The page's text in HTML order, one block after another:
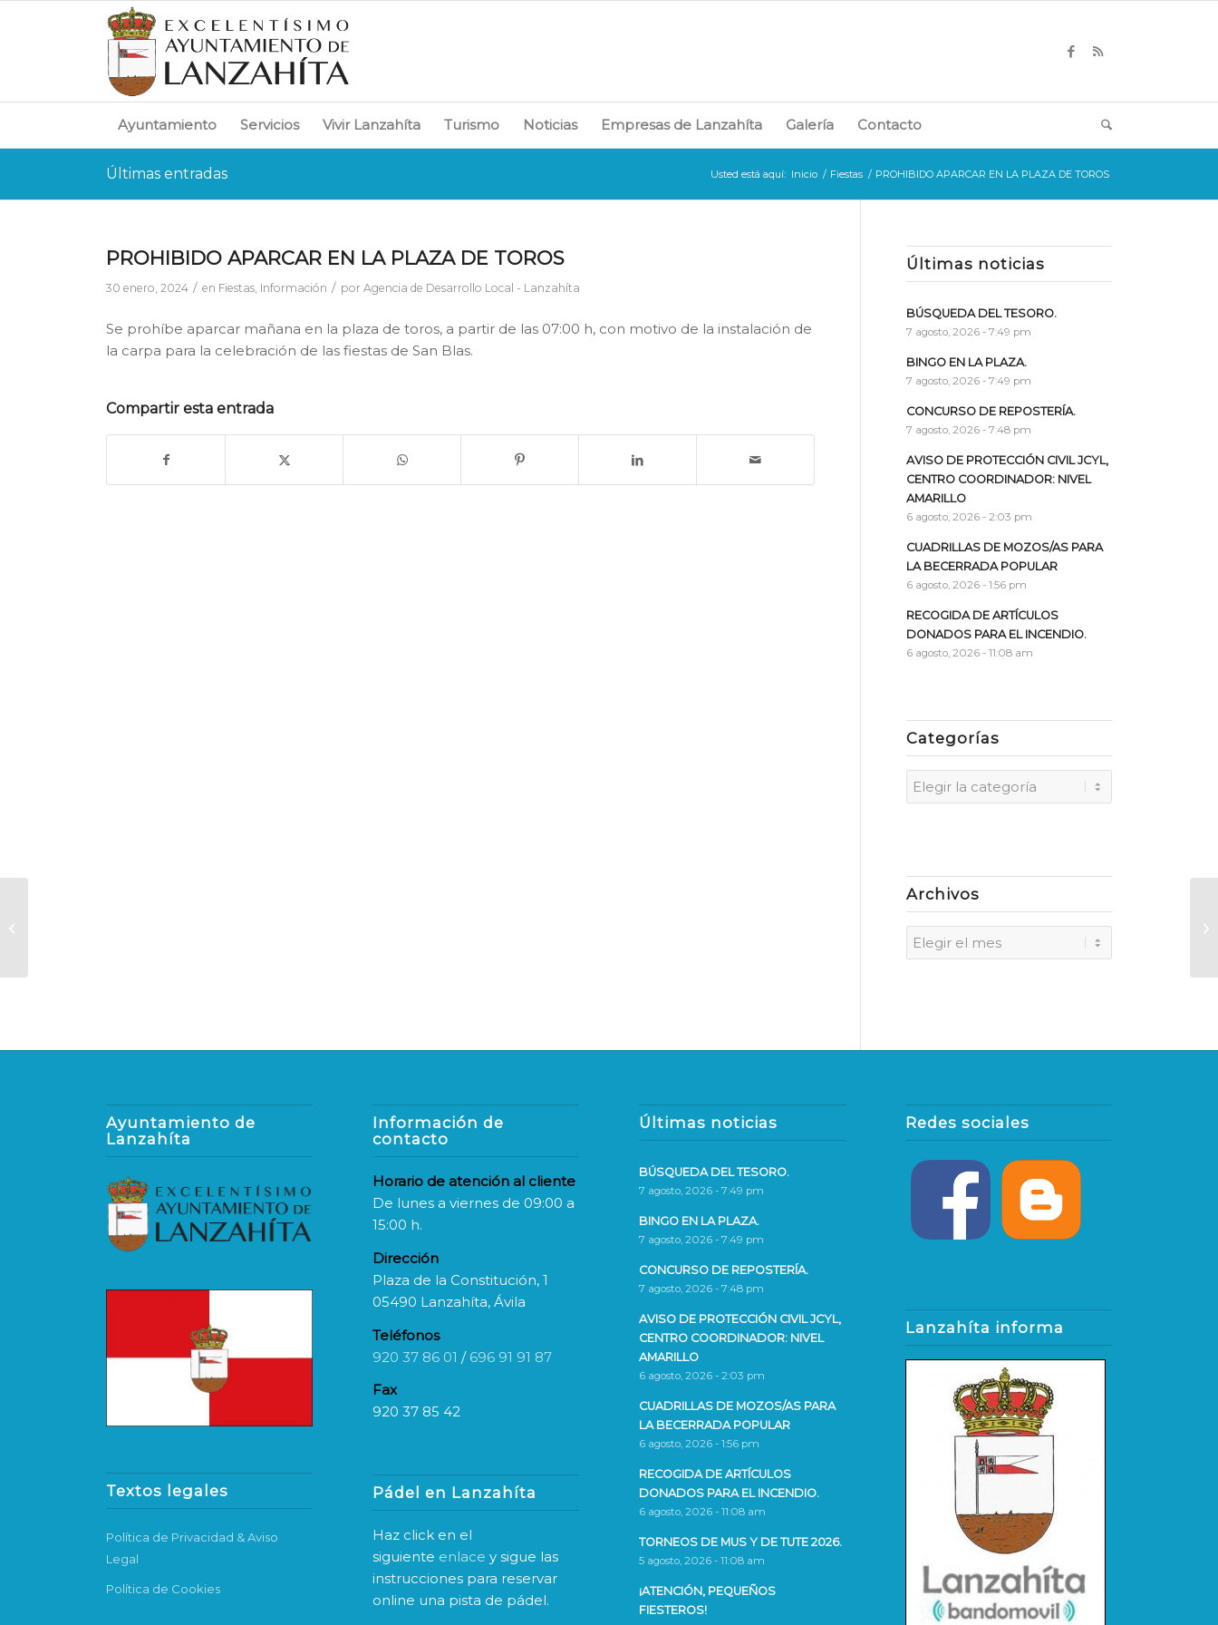
Ayuntamiento Servicios Vivir Lanzahíta Turismo Noticias Empresas de Lanzahíta Galería Contacto
Últimas entradas Usted está aquí: Inicio / Fiestas / PROHIBIDO APARCAR EN LA PLAZA DE TOROS
PROHIBIDO APARCAR EN LA PLAZA DE TOROS
30 enero, 2024 / en Fiestas, Información / porAgencia de Desarrollo Local - Lanzahíta
Se prohíbe aparcar mañana en la plaza de toros, a partir de las 07:00 h, con motivo de la instalación de
la carpa para la celebración de las fiestas de San Blas.
Compartir esta entrada
Últimas noticias
BÚSQUEDA DEL TESORO.
7 agosto, 2026 - 7:49 pm
BINGO EN LA PLAZA.
7 agosto, 2026 - 7:49 pm
CONCURSO DE REPOSTERÍA.
7 agosto, 2026 - 7:48 pm
AVISO DE PROTECCIÓN CIVIL JCYL,
CENTRO COORDINADOR: NIVEL
AMARILLO
6 agosto, 2026 - 2:03 pm
CUADRILLAS DE MOZOS/AS PARA
LA BECERRADA POPULAR
6 agosto, 2026 - 1:56 pm
RECOGIDA DE ARTÍCULOS
DONADOS PARA EL INCENDIO.
6 agosto, 2026 - 11:08 am
Categorías
Categorías
Archivos
Ayuntamiento de
Lanzahíta
Textos legales
Política de Privacidad & Aviso
Legal
Política de Cookies
Información de
contacto
Horario de atención al cliente
De lunes a viernes de 09:00 a
15:00 h.
Dirección
Plaza de la Constitución, 1
05490 Lanzahíta, Ávila
Teléfonos
920 37 86 01 / 696 91 91 87
Fax
920 37 85 42
Pádel en Lanzahíta
Haz click en el
siguiente enlace y sigue las
instrucciones para reservar
online una pista de pádel.
Últimas noticias
BÚSQUEDA DEL TESORO.
7 agosto, 2026 - 7:49 pm
BINGO EN LA PLAZA.
7 agosto, 2026 - 7:49 pm
CONCURSO DE REPOSTERÍA.
7 agosto, 2026 - 7:48 pm
AVISO DE PROTECCIÓN CIVIL JCYL,
CENTRO COORDINADOR: NIVEL
AMARILLO
6 agosto, 2026 - 2:03 pm
CUADRILLAS DE MOZOS/AS PARA
LA BECERRADA POPULAR
6 agosto, 2026 - 1:56 pm
RECOGIDA DE ARTÍCULOS
DONADOS PARA EL INCENDIO.
6 agosto, 2026 - 11:08 am
TORNEOS DE MUS Y DE TUTE 2026.
5 agosto, 2026 - 11:08 am
¡ATENCIÓN, PEQUEÑOS
FIESTEROS!
Redes sociales
Lanzahíta informa